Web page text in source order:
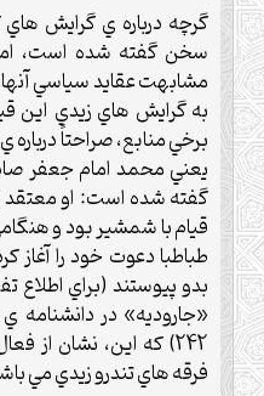
گرچه درباره ي گرايش
سخن گفته شده است، اما
مشابهت عقايد سياسي آنها
به گرايش هاي زيدي اين
برخي منابع، صراحتاً
يعني محمد امام جعفر
گفته شده است: او معتقد
قيام با شمشير بود و
طباطبا دعوت خود را آغاز
بدو پيوستند (براي اطلاع
242) که اين، نشان از
فرقه هاي تندرو زيدي مي